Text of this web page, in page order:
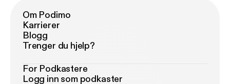
Om Podimo
Karrierer
Blogg
Trenger du hjelp?
For Podkastere
Logg inn som podkaster